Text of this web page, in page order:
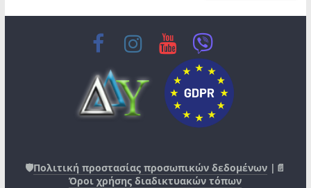
🛡️Πολιτική προστασίας προσωπικών δεδομένων |📄
Όροι χρήσης διαδικτυακών τόπων